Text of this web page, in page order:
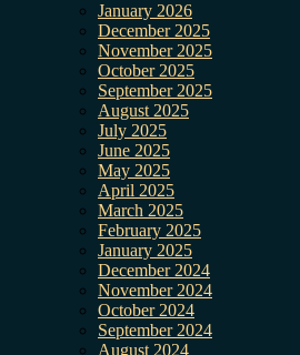
January 2026
December 2025
November 2025
October 2025
September 2025
August 2025
July 2025
June 2025
May 2025
April 2025
March 2025
February 2025
January 2025
December 2024
November 2024
October 2024
September 2024
August 2024